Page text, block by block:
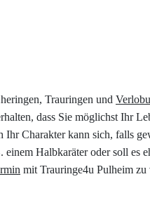
Trauringen und
dass Sie möglichst Ihr
Ihr Charakter kann sich, falls
Halbkaräter oder soll es
mit Trauringe4u Pulheim zu